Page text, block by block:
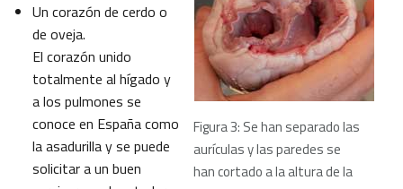
Figura 3: Se han separado las
aurículas y las paredes se
han cortado a la altura de la
Un corazón de cerdo o
de oveja.
El corazón unido
totalmente al hígado y
a los pulmones se
conoce en España como
la asadurilla y se puede
solicitar a un buen